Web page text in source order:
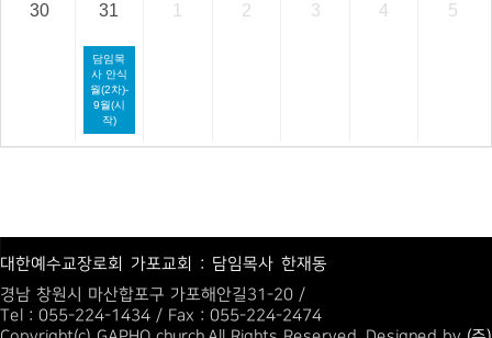
30 31
담임목
사 안식
월(2차)-
9월(시
작)
1 2 3 4 5
대한예수교장로회 가포교회 : 담임목사 한재동
경남 창원시 마산합포구 가포해안길31-20 /
Tel : 055-224-1434 / Fax : 055-224-2474